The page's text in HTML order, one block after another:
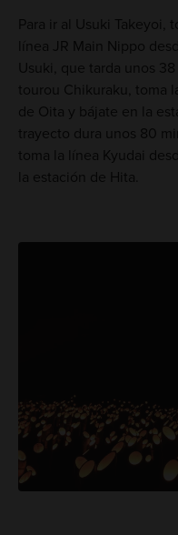
Para ir al Usuki Takeyoi,
línea JR Main Nippo
Usuki, que tarda unos
tourou Chikuraku, toma
de Oita y bájate en la
trayecto dura unos 80
toma la línea Kyudai
la estación de Hita.